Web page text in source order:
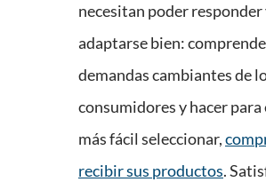
necesitan poder responder
adaptarse bien:
demandas cambiantes de
consumidores y hacer para
más fácil seleccionar,
recibir sus productos.